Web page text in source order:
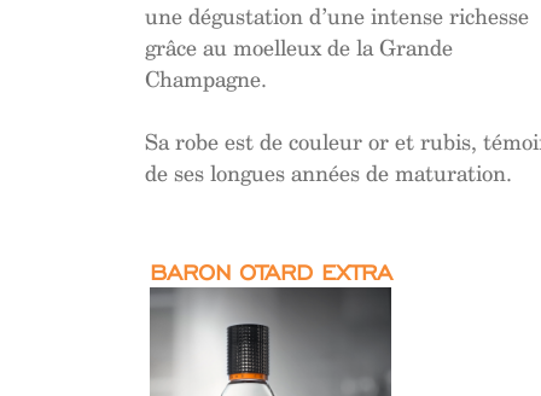
une dégustation d’une intense richesse
grâce au moelleux de la Grande
Champagne.
Sa robe est de couleur or et rubis,
de ses longues années de maturation.
BARON OTARD EXTRA